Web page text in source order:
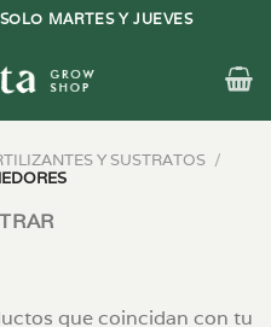
MARTES Y JUEVES
Y SUSTRATOS /
que coincidan con tu